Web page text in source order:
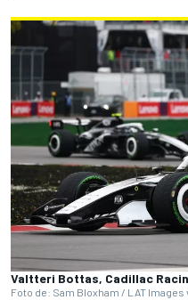
Valtteri Bottas, Cadillac
Foto de: Sam Bloxham / LAT Images